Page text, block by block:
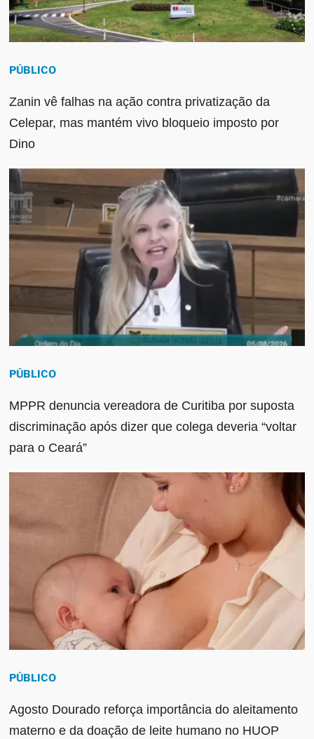
PÚBLICO
Zanin vê falhas na ação contra privatização da
Celepar, mas mantém vivo bloqueio imposto por
Dino
PÚBLICO
MPPR denuncia vereadora de Curitiba por suposta
discriminação após dizer que colega deveria “voltar
para o Ceará”
PÚBLICO
Agosto Dourado reforça importância do aleitamento
materno e da doação de leite humano no HUOP